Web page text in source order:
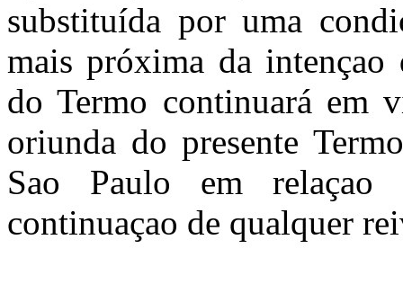
substituída por uma
mais próxima da
do Termo continuará em
oriunda do presente
Sao Paulo em relaçao
continuaçao de qualquer